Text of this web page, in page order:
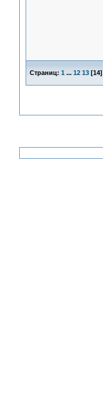
Страниц: 1 ... 12 13[14]